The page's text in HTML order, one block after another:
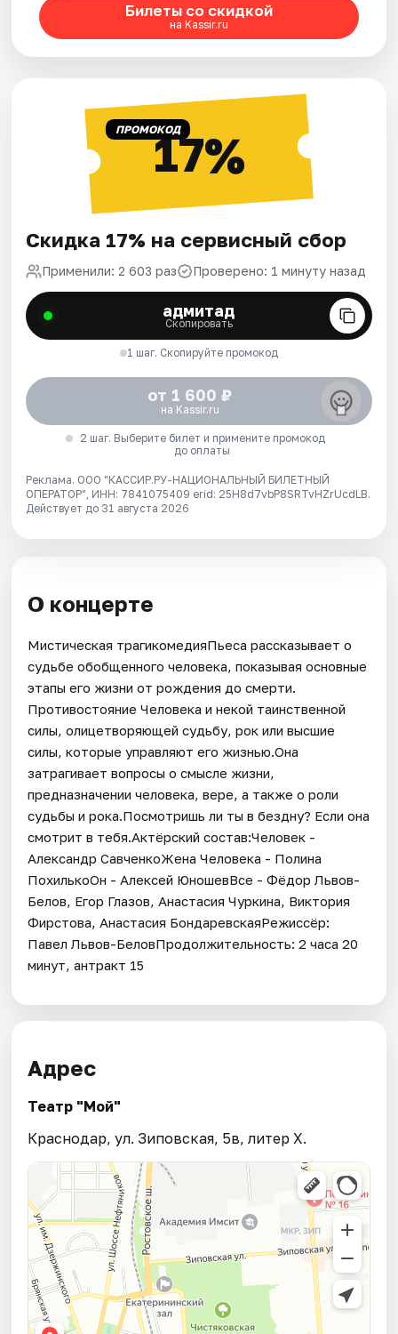
Билеты со скидкой
на Kassir.ru
ПРОМОКОД17%
Скидка 17% на сервисный сбор
Применили: 2 603 раз Проверено: 1 минуту назад
адмитад
Скопировать
1 шаг. Скопируйте промокод
от 1 600 ₽
на Kassir.ru
2 шаг. Выберите билет и примените промокод
до оплаты
Реклама. ООО "КАССИР.РУ-НАЦИОНАЛЬНЫЙ БИЛЕТНЫЙ
ОПЕРАТОР", ИНН: 7841075409 erid: 25H8d7vbP8SRTvHZrUcdLB.
Действует до 31 августа 2026
О концерте
Мистическая трагикомедияПьеса рассказывает о
судьбе обобщенного человека, показывая основные
этапы его жизни от рождения до смерти.
Противостояние Человека и некой таинственной
силы, олицетворяющей судьбу, рок или высшие
силы, которые управляют его жизнью.Она
затрагивает вопросы о смысле жизни,
предназначении человека, вере, а также о роли
судьбы и рока.Посмотришь ли ты в бездну? Если она
смотрит в тебя.Актёрский состав:Человек -
Александр СавченкоЖена Человека - Полина
ПохилькоОн - Алексей ЮношевВсе - Фёдор Львов-
Белов, Егор Глазов, Анастасия Чуркина, Виктория
Фирстова, Анастасия БондаревскаяРежиссёр:
Павел Львов-БеловПродолжительность: 2 часа 20
минут, антракт 15
Адрес
Театр "Мой"
Краснодар, ул. Зиповская, 5в, литер Х.